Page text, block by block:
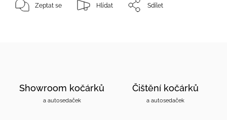
Zeptat se Hlídat Sdílet
Showroom kočárků
a autosedaček
Čištění kočárků
a autosedaček